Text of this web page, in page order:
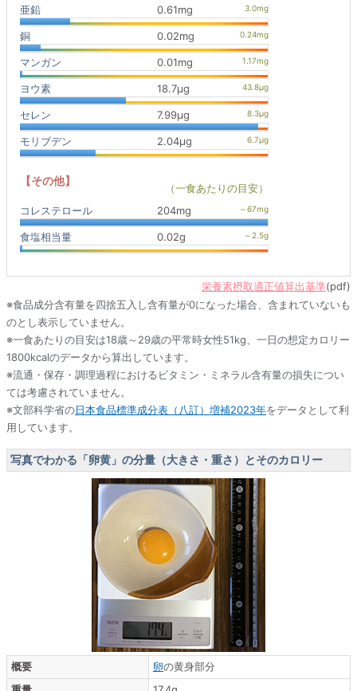
亜鉛 0.61mg
銅 0.02mg
マンガン 0.01mg
ヨウ素 18.7μg
セレン 7.99μg
モリブデン 2.04μg
【その他】
（一食あたりの目安）
コレステロール
204mg
食塩相当量 0.02g
栄養素摂取適正値算出基準(pdf)
※食品成分含有量を四捨五入し含有量が0になった場合、含まれていないも
のとし表示していません。
※一食あたりの目安は18歳～29歳の平常時女性51kg、一日の想定カロリー
1800kcalのデータから算出しています。
※流通・保存・調理過程におけるビタミン・ミネラル含有量の損失につい
ては考慮されていません。
※文部科学省の日本食品標準成分表（八訂）増補2023年をデータとして利
用しています。
写真でわかる「卵黄」の分量（大きさ・重さ）とそのカロリー
概要 卵の黄身部分